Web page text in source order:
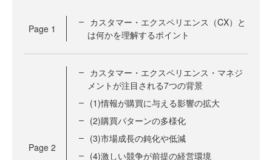
Page 1
カスタマー・エクスペリエンス（CX）と
は何かを理解するポイント
Page 2
カスタマー・エクスペリエンス・マネジ
メントが注目される7つの背景
(1)情報が購買に与える影響の拡大
(2)購買パターンの多様化
(3)市場成長の鈍化や低減
(4)激しい競争が前提の経営環境